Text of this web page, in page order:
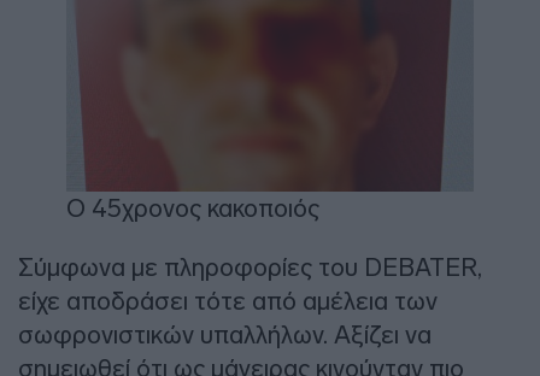
O 45χρονος κακοποιός
Σύμφωνα με πληροφορίες του DEBATER,
είχε αποδράσει τότε από αμέλεια των
σωφρονιστικών υπαλλήλων. Αξίζει να
σημειωθεί ότι ως μάγειρας κινούνταν πιο